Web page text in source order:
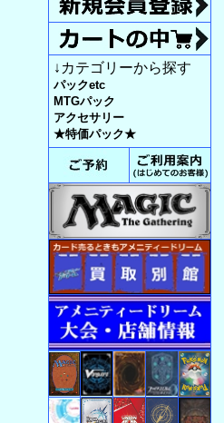
↓カテゴリーから探す
パックetc
MTGパック
アクセサリー
★特価パック★